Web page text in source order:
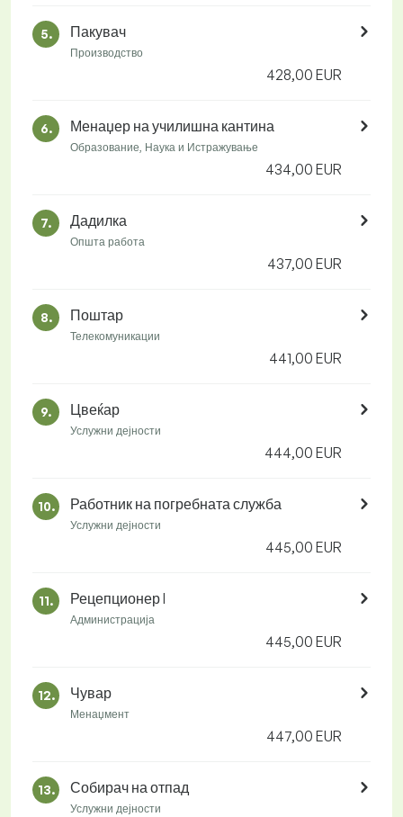
5. Пакувач
Производство
428,00 EUR
6. Менаџер на училишна кантина
Образование, Наука и Истражување
434,00 EUR
7. Дадилка
Општа работа
437,00 EUR
8. Поштар
Телекомуникации
441,00 EUR
9. Цвеќар
Услужни дејности
444,00 EUR
10. Работник на погребната служба
Услужни дејности
445,00 EUR
11. Рецепционер I
Администрација
445,00 EUR
12. Чувар
Менаџмент
447,00 EUR
13. Собирач на отпад
Услужни дејности